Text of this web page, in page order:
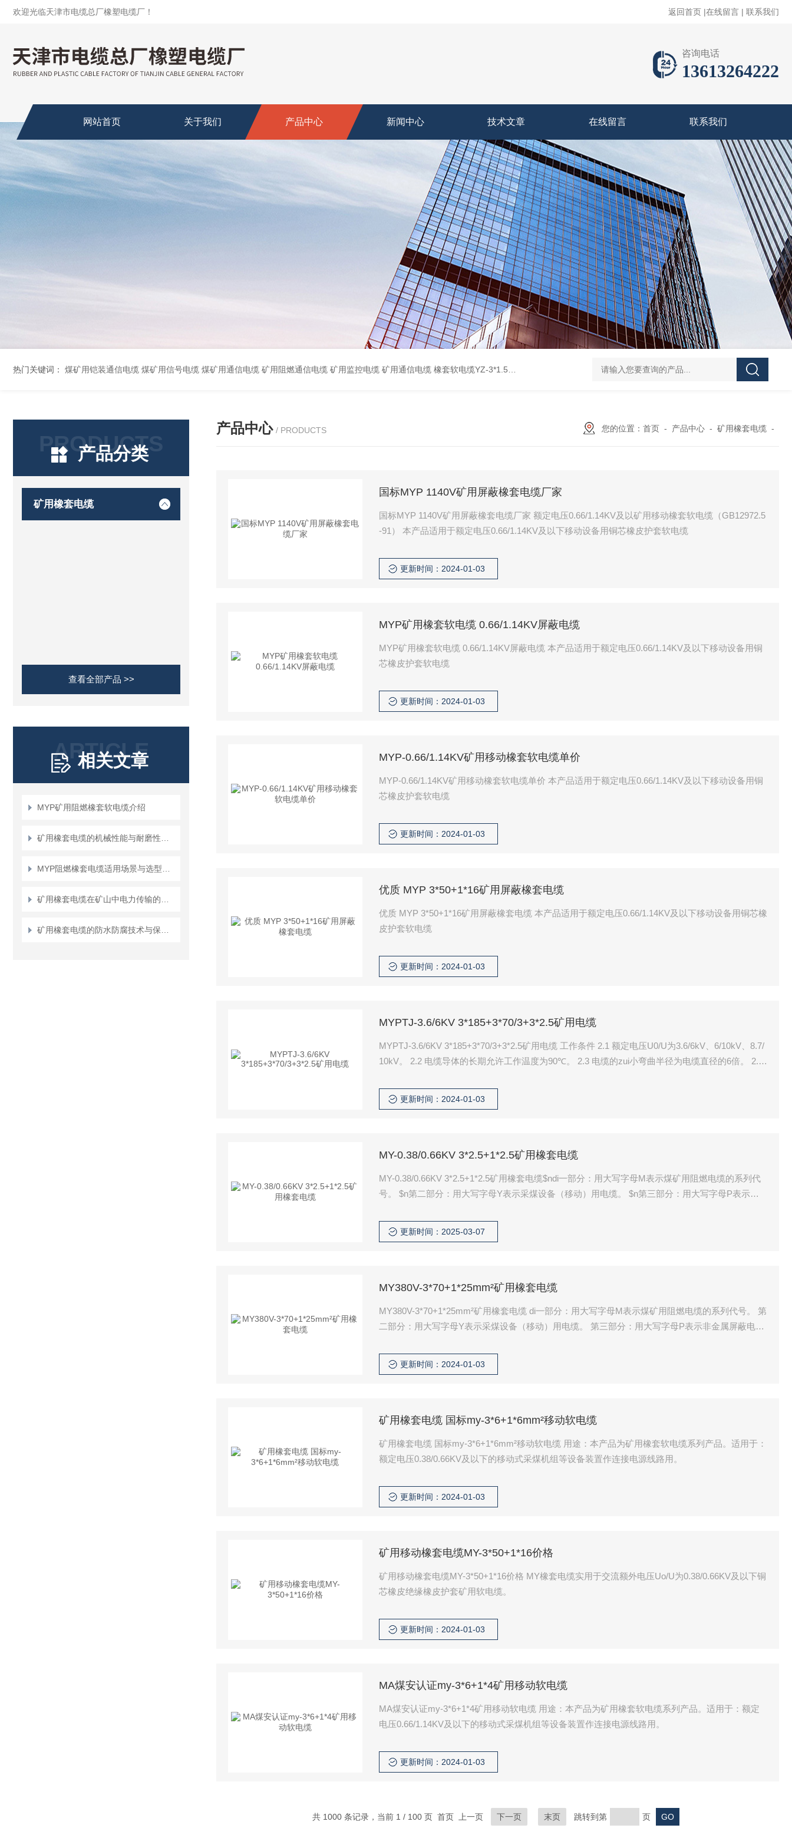
欢迎光临天津市电缆总厂橡塑电缆厂！ 返回首页 |在线留言 | 联系我们
咨询电话
13613264222
网站首页 关于我们 产品中心 新闻中心 技术文章 在线留言 联系我们
热门关键词： 煤矿用铠装通信电缆 煤矿用信号电缆 煤矿用通信电缆 矿用阻燃通信电缆 矿用监控电缆 矿用通信电缆 橡套软电缆YZ-3*1.5+1 YCW橡胶电缆3*10+1*6 船用橡套软电缆CEFR-3*2.5 煤矿用移动橡套软电缆MY3*4+1*4 阻燃屏蔽计算机电缆ZR-DJYPVP 2*2*0.75 ZR-DJYVP阻燃计算机电缆3*2*1.0 矿用阻燃控制电缆MKYJV-3*1.5 铠装阻燃矿用控制电缆MKYJV32 MKYJVP22矿用屏蔽铠装控制电缆 防水橡套扁电缆JHSB-3*4 专业厂家 MY-0.38/0.66kv矿用阻燃橡套电缆
PRODUCTS
产品分类
矿用橡套电缆
查看全部产品 >>
ARTICLE
相关文章
MYP矿用阻燃橡套软电缆介绍
产品中心 / PRODUCTS 您的位置： 首页 - 产品中心 - 矿用橡套电缆 -
国标MYP 1140V矿用屏蔽橡套电缆厂家
国标MYP 1140V矿用屏蔽橡套电缆厂家 额定电压0.66/1.14KV及以矿用移动橡套软电缆（GB12972.5
-91） 本产品适用于额定电压0.66/1.14KV及以下移动设备用铜芯橡皮护套软电缆
更新时间：2024-01-03
MYP矿用橡套软电缆 0.66/1.14KV屏蔽电缆
MYP矿用橡套软电缆 0.66/1.14KV屏蔽电缆 本产品适用于额定电压0.66/1.14KV及以下移动设备用铜
芯橡皮护套软电缆
更新时间：2024-01-03
MYP-0.66/1.14KV矿用移动橡套软电缆单价
MYP-0.66/1.14KV矿用移动橡套软电缆单价 本产品适用于额定电压0.66/1.14KV及以下移动设备用铜
芯橡皮护套软电缆
更新时间：2024-01-03
优质 MYP 3*50+1*16矿用屏蔽橡套电缆
优质 MYP 3*50+1*16矿用屏蔽橡套电缆 本产品适用于额定电压0.66/1.14KV及以下移动设备用铜芯橡
皮护套软电缆
更新时间：2024-01-03
MYPTJ-3.6/6KV 3*185+3*70/3+3*2.5矿用电缆
MYPTJ-3.6/6KV 3*185+3*70/3+3*2.5矿用电缆 工作条件 2.1 额定电压U0/U为3.6/6kV、6/10kV、8.7/
10kV。 2.2 电缆导体的长期允许工作温度为90℃。 2.3 电缆的zui小弯曲半径为电缆直径的6倍。 2.4
更新时间：2024-01-03
MY-0.38/0.66KV 3*2.5+1*2.5矿用橡套电缆
MY-0.38/0.66KV 3*2.5+1*2.5矿用橡套电缆$ndi一部分：用大写字母M表示煤矿用阻燃电缆的系列代
号。 $n第二部分：用大写字母Y表示采煤设备（移动）用电缆。 $n第三部分：用大写字母P表示非
更新时间：2025-03-07
MY380V-3*70+1*25mm²矿用橡套电缆
MY380V-3*70+1*25mm²矿用橡套电缆 di一部分：用大写字母M表示煤矿用阻燃电缆的系列代号。 第
二部分：用大写字母Y表示采煤设备（移动）用电缆。 第三部分：用大写字母P表示非金属屏蔽电
更新时间：2024-01-03
矿用橡套电缆 国标my-3*6+1*6mm²移动软电缆
矿用橡套电缆 国标my-3*6+1*6mm²移动软电缆 用途：本产品为矿用橡套软电缆系列产品。适用于：
额定电压0.38/0.66KV及以下的移动式采煤机组等设备装置作连接电源线路用。
更新时间：2024-01-03
矿用移动橡套电缆MY-3*50+1*16价格
矿用移动橡套电缆MY-3*50+1*16价格 MY橡套电缆实用于交流额外电压Uo/U为0.38/0.66KV及以下铜
芯橡皮绝缘橡皮护套矿用软电缆。
更新时间：2024-01-03
MA煤安认证my-3*6+1*4矿用移动软电缆
MA煤安认证my-3*6+1*4矿用移动软电缆 用途：本产品为矿用橡套软电缆系列产品。适用于：额定
电压0.66/1.14KV及以下的移动式采煤机组等设备装置作连接电源线路用。
更新时间：2024-01-03
共 1000 条记录，当前 1 / 100 页 首页 上一页 下一页 末页 跳转到第 页